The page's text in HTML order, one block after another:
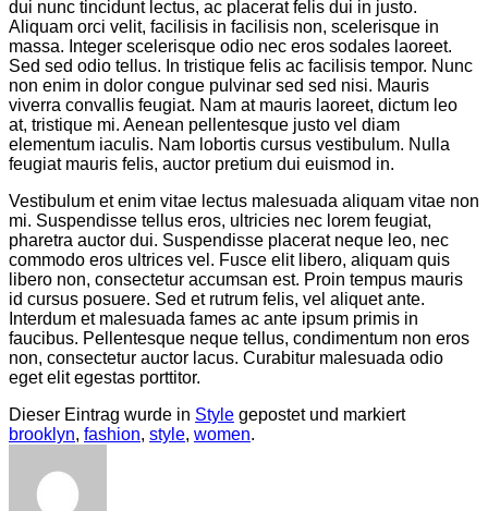
dui nunc tincidunt lectus, ac placerat felis dui in justo.
Aliquam orci velit, facilisis in facilisis non, scelerisque in
massa. Integer scelerisque odio nec eros sodales laoreet.
Sed sed odio tellus. In tristique felis ac facilisis tempor. Nunc
non enim in dolor congue pulvinar sed sed nisi. Mauris
viverra convallis feugiat. Nam at mauris laoreet, dictum leo
at, tristique mi. Aenean pellentesque justo vel diam
elementum iaculis. Nam lobortis cursus vestibulum. Nulla
feugiat mauris felis, auctor pretium dui euismod in.
Vestibulum et enim vitae lectus malesuada aliquam vitae non
mi. Suspendisse tellus eros, ultricies nec lorem feugiat,
pharetra auctor dui. Suspendisse placerat neque leo, nec
commodo eros ultrices vel. Fusce elit libero, aliquam quis
libero non, consectetur accumsan est. Proin tempus mauris
id cursus posuere. Sed et rutrum felis, vel aliquet ante.
Interdum et malesuada fames ac ante ipsum primis in
faucibus. Pellentesque neque tellus, condimentum non eros
non, consectetur auctor lacus. Curabitur malesuada odio
eget elit egestas porttitor.
Dieser Eintrag wurde in Style gepostet und markiert
brooklyn, fashion, style, women.